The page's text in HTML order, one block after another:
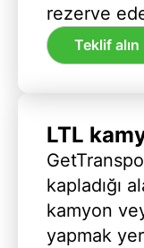
rezerve
Teklif alın
LTL
kapladığı
kamyon
yapmak